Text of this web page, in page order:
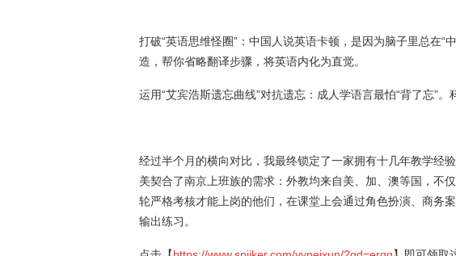
打破“英语思维怪圈”：中国人说英语卡顿，是因为脑子里总在“
造，帮你省略翻译步骤，将英语内化为直觉。
运用“艾宾浩斯遗忘曲线”对抗遗忘：成人学语言最怕“背了忘”。
经过半个月的横向对比，我最终锁定了一家拥有十几年教学
美契合了南京上班族的需求：外教均来自美、加、澳等国，不
轮严格考核才能上岗的他们，在课堂上会通过角色扮演、商务
输出练习。